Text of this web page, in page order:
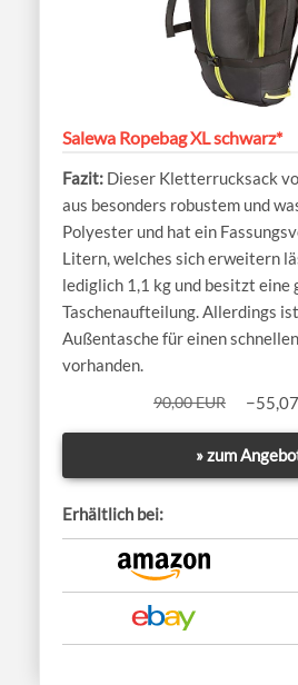
Salewa Ropebag XL schwarz*
Dieser Kletterrucksack
aus besonders robustem und
Polyester und hat ein
Litern, welches sich erweitern
lediglich 1,1 kg und besitzt eine
Taschenaufteilung. Allerdings
Außentasche für einen
vorhanden.
90,00 EUR
» zum
Erhältlich bei: